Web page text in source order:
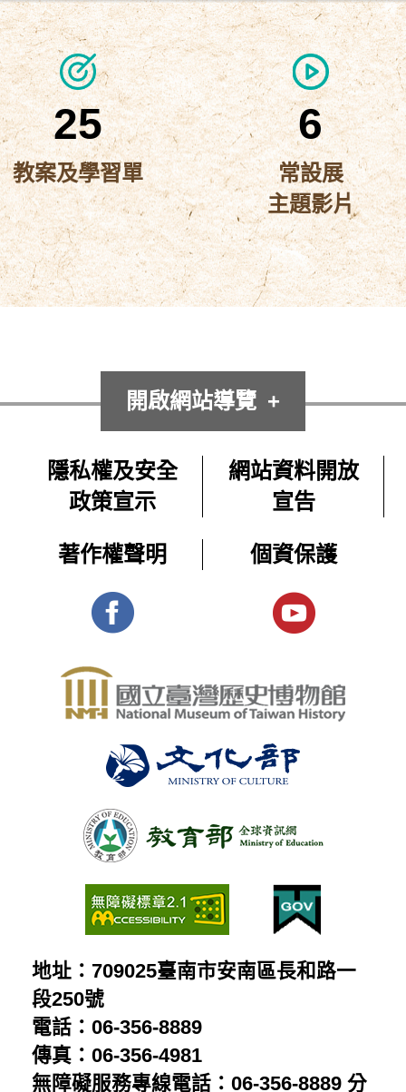
25
教案及學習單
6
常設展
主題影片
開啟網站導覽
隱私權及安全
政策宣示
網站資料開放
宣告
著作權聲明 個資保護
地址：709025臺南市安南區長和路一
段250號
電話：06-356-8889
傳真：06-356-4981
無障礙服務專線電話：06-356-8889 分